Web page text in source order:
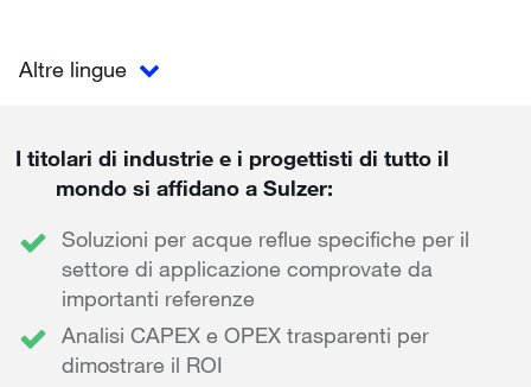
Altre lingue
I titolari di industrie e i progettisti di tutto il
mondo si affidano a Sulzer:
Soluzioni per acque reflue specifiche per il
settore di applicazione comprovate da
importanti referenze
Analisi CAPEX e OPEX trasparenti per
dimostrare il ROI